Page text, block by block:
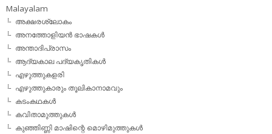
Malayalam
അക്ഷരശ്ലോകം
അനത്തോളിയന്‍ ഭാഷകള്‍
അന്താദിപ്രാസം
ആദ്യകാല പദ്യകൃതികള്‍
എഴുത്തുകളരി
എഴുത്തുകാരും തൂലികാനാമവും
കടംകഥകള്‍
കവിതാമുത്തുകള്‍
കുഞ്ഞിണ്ണി മാഷിന്റെ മൊഴിമുത്തുകള്‍